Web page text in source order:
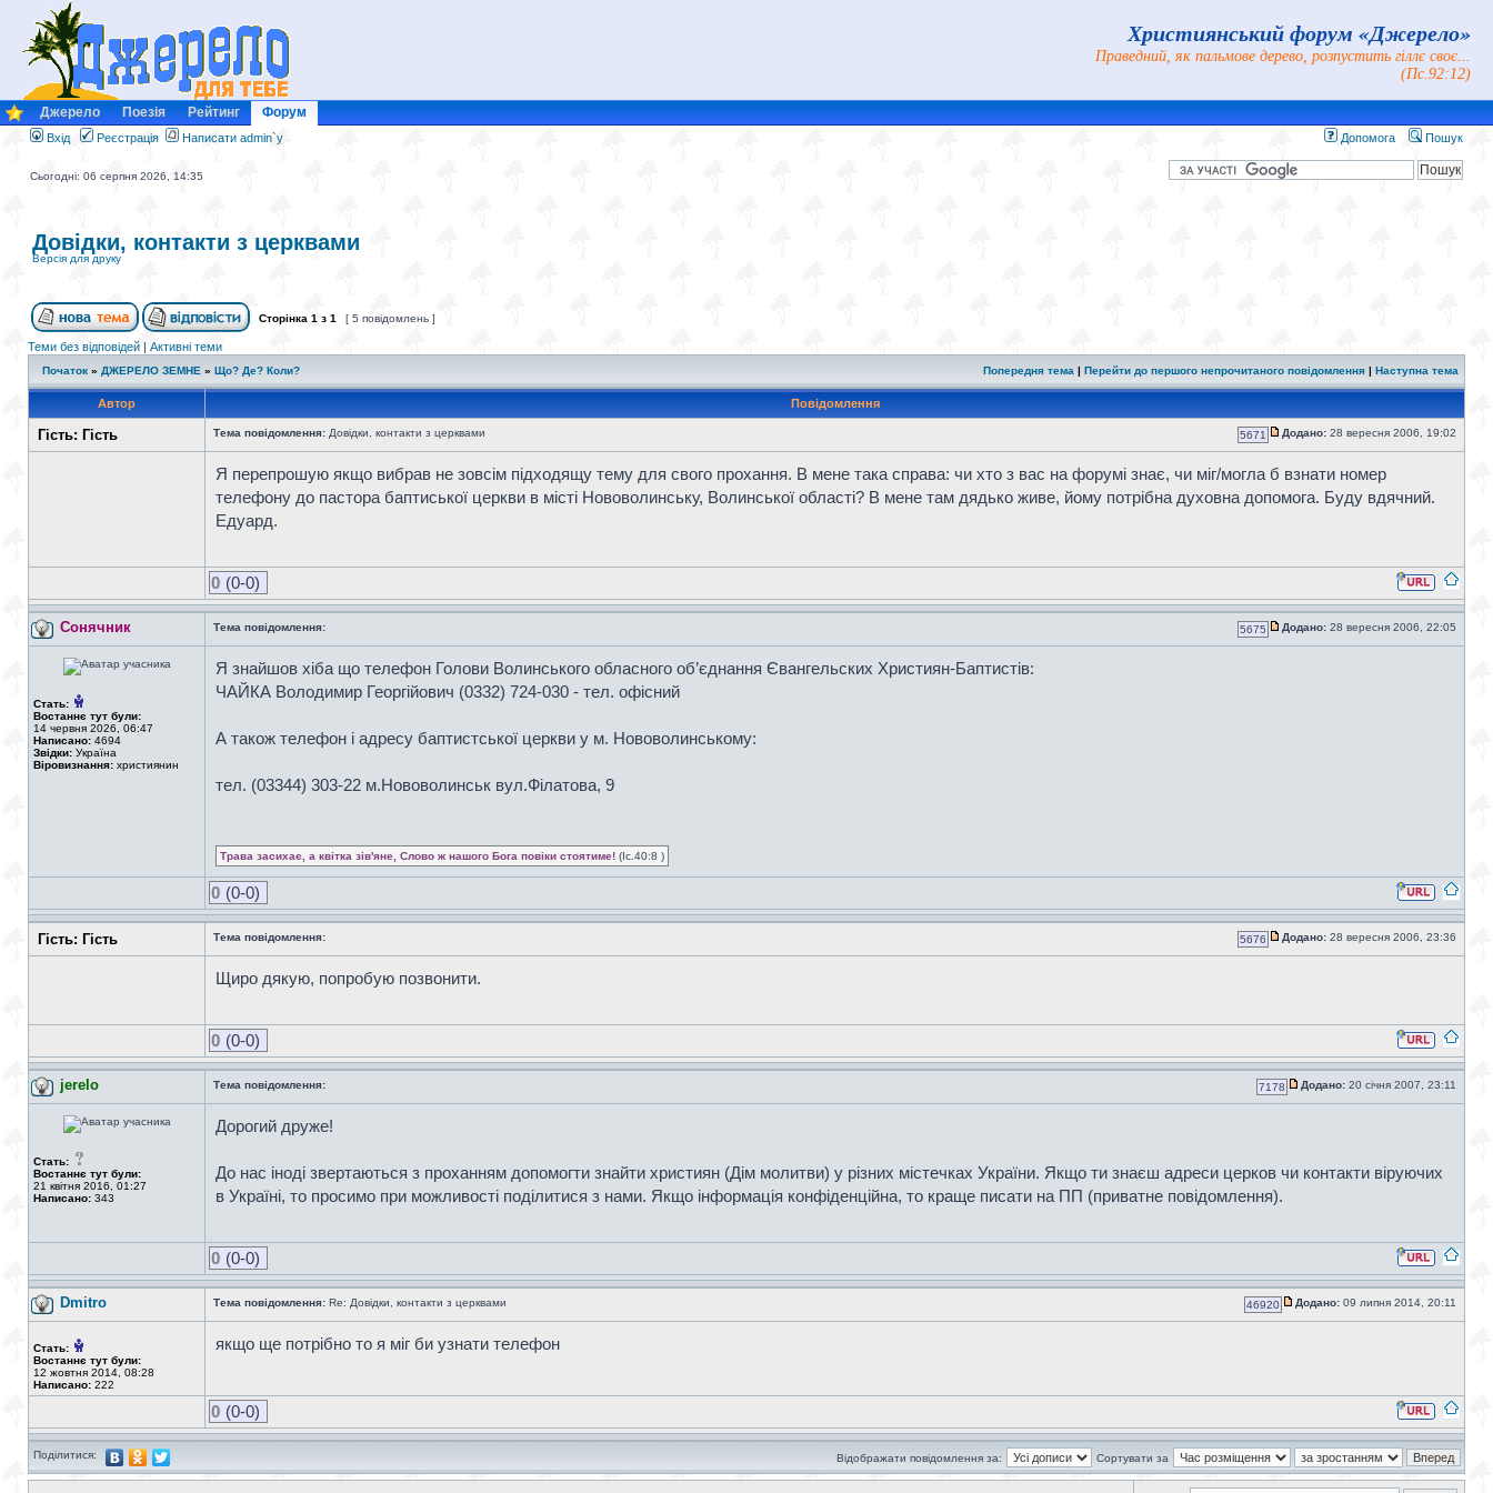
Християнський форум «Джерело»
Праведний, як пальмове дерево, розпустить гіллє своє...
(Пс.92:12)
Джерело Поезія Рейтинг Форум
Вхід Реєстрація Написати admin`у Допомога Пошук
Сьогодні: 06 серпня 2026, 14:35
Довідки, контакти з церквами
Версія для друку
Сторінка 1 з 1 [ 5 повідомлень ]
Теми без відповідей | Активні теми
Початок » ДЖЕРЕЛО ЗЕМНЕ » Що? Де? Коли? Попередня тема | Перейти до першого непрочитаного повідомлення | Наступна тема
Автор Повідомлення
Гість: Гість Тема повідомлення: Довідки, контакти з церквами 5671 Додано: 28 вересня 2006, 19:02
Я перепрошую якщо вибрав не зовсім підходящу тему для свого прохання. В мене така справа: чи хто з вас на форумі знає, чи міг/могла б взнати номер
телефону до пастора баптиської церкви в місті Нововолинську, Волинської області? В мене там дядько живе, йому потрібна духовна допомога. Буду вдячний.
Едуард.
0 (0-0)
Сонячник Тема повідомлення: 5675 Додано: 28 вересня 2006, 22:05
Стать:
Востаннє тут були:
14 червня 2026, 06:47
Написано: 4694
Звідки: Україна
Віровизнання: християнин
Я знайшов хіба що телефон Голови Волинського обласного об’єднання Євангельских Християн-Баптистів:
ЧАЙКА Володимир Георгійович (0332) 724-030 - тел. офісний
А також телефон і адресу баптистської церкви у м. Нововолинському:
тел. (03344) 303-22 м.Нововолинськ вул.Філатова, 9
Трава засихає, а квітка зів'яне, Слово ж нашого Бога повіки стоятиме! (Іс.40:8 )
0 (0-0)
Гість: Гість Тема повідомлення: 5676 Додано: 28 вересня 2006, 23:36
Щиро дякую, попробую позвонити.
0 (0-0)
jerelo Тема повідомлення: 7178 Додано: 20 січня 2007, 23:11
Стать:
Востаннє тут були:
21 квітня 2016, 01:27
Написано: 343
Дорогий друже!
До нас іноді звертаються з проханням допомогти знайти християн (Дім молитви) у різних містечках України. Якщо ти знаєш адреси церков чи контакти віруючих
в Україні, то просимо при можливості поділитися з нами. Якщо інформація конфіденційна, то краще писати на ПП (приватне повідомлення).
0 (0-0)
Dmitro Тема повідомлення: Re: Довідки, контакти з церквами 46920 Додано: 09 липня 2014, 20:11
Стать:
Востаннє тут були:
12 жовтня 2014, 08:28
Написано: 222
якщо ще потрібно то я міг би узнати телефон
0 (0-0)
Поділитися: Відображати повідомлення за: Сортувати за